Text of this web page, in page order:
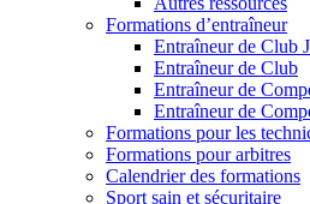
Formations d’entraîneur
Entraîneur de Club
Entraîneur de Club
Entraîneur de
Entraîneur de
Formations pour les
Formations pour arbitres
Calendrier des formations
Sport sain et sécuritaire